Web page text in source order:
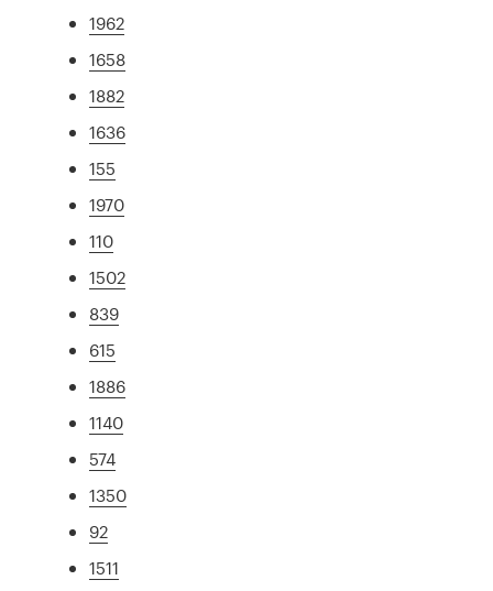
1962
1658
1882
1636
155
1970
110
1502
839
615
1886
1140
574
1350
92
1511